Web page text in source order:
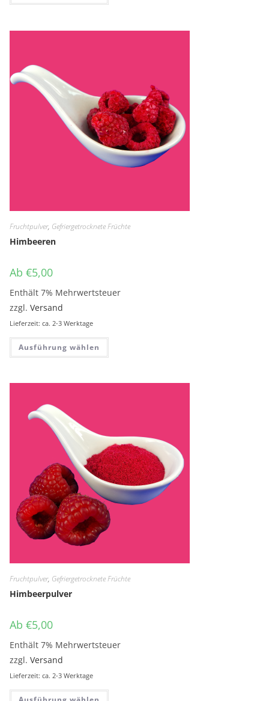
Fruchtpulver, Gefriergetrocknete Früchte
Himbeeren
Ab €5,00
Enthält 7% Mehrwertsteuer
zzgl.Versand
Lieferzeit: ca. 2-3 Werktage
Ausführung wählen
Dieses Produkt weist mehrere
Fruchtpulver, Gefriergetrocknete Früchte
Himbeerpulver
Ab €5,00
Enthält 7% Mehrwertsteuer
zzgl.Versand
Lieferzeit: ca. 2-3 Werktage
Dieses Produkt weist mehrere